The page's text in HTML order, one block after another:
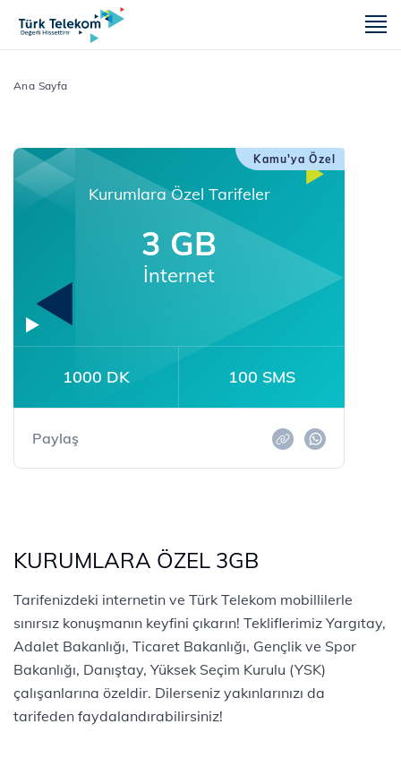
Ana Sayfa
Kamu'ya Özel
Kurumlara Özel Tarifeler
3 GB
İnternet
1000 DK 100 SMS
Paylaş
KURUMLARA ÖZEL 3GB
Tarifenizdeki internetin ve Türk Telekom mobillilerle
sınırsız konuşmanın keyfini çıkarın! Tekliflerimiz Yargıtay,
Adalet Bakanlığı, Ticaret Bakanlığı, Gençlik ve Spor
Bakanlığı, Danıştay, Yüksek Seçim Kurulu (YSK)
çalışanlarına özeldir. Dilerseniz yakınlarınızı da
tarifeden faydalandırabilirsiniz!